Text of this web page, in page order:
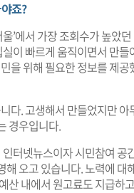
죠?
울’에서 가장 조회수가 높았
실이 빠르게 움직이면서 만
을 위해 필요한 정보를 제
다. 고생해서 만들었지만
경우입니다.
인터넷뉴스이자 시민참여
해 오고 있습니다. 노력에
산 내에서 원고료도 지급하